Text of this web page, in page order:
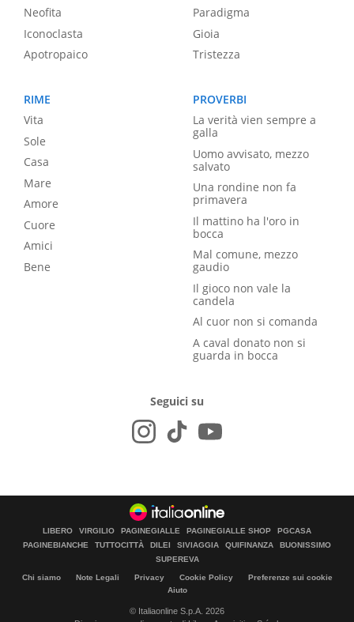
Neofita
Iconoclasta
Apotropaico
Paradigma
Gioia
Tristezza
RIME
Vita
Sole
Casa
Mare
Amore
Cuore
Amici
Bene
PROVERBI
La verità vien sempre a
galla
Uomo avvisato, mezzo
salvato
Una rondine non fa
primavera
Il mattino ha l'oro in
bocca
Mal comune, mezzo
gaudio
Il gioco non vale la
candela
Al cuor non si comanda
A caval donato non si
guarda in bocca
Seguici su
LIBERO VIRGILIO PAGINEGIALLE PAGINEGIALLE SHOP
PGCASA
PAGINEBIANCHE
TUTTOCITTÀ DILEI SIVIAGGIA QUIFINANZA
BUONISSIMO
SUPEREVA
Chi siamo Note Legali Privacy Cookie Policy
Preferenze sui cookie
Aiuto
© Italiaonline S.p.A. 2026